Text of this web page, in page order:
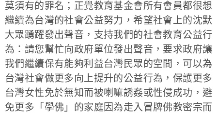
莫須有的罪名；正覺教育基金會所有會員都很想
繼續為台灣的社會公益努力，希望社會上的沈默
大眾踴躍發出聲音，支持我們的社會教育公益行
為：請您幫忙向政府單位發出聲音，要求政府讓
我們繼續保有能夠利益台灣民眾的空間，可以為
台灣社會做更多向上提升的公益行為，保護更多
台灣女性免於無知而被喇嘛誘姦或性侵成功，避
免更多「學佛」的家庭因為走入冒牌佛教密宗而